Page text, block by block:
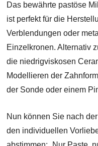
Das bewährte pastöse
ist perfekt für die
Verblendungen oder
Einzelkronen. Alternativ
die niedrigviskosen
Modellieren der
der Sonde oder einem
Nun können Sie nach
den individuellen